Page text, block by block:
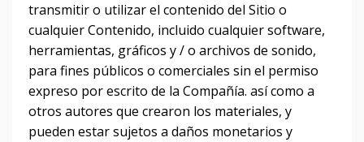
transmitir o utilizar el contenido del Sitio o
cualquier Contenido, incluido cualquier software,
herramientas, gráficos y / o archivos de sonido,
para fines públicos o comerciales sin el permiso
expreso por escrito de la Compañía. así como a
otros autores que crearon los materiales, y
pueden estar sujetos a daños monetarios y